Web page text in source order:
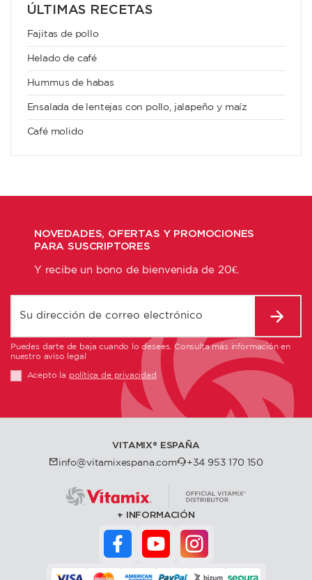
ÚLTIMAS RECETAS
Fajitas de pollo
Helado de café
Hummus de habas
Ensalada de lentejas con pollo, jalapeño y maíz
Café molido
NOVEDADES, OFERTAS Y PROMOCIONES
PARA SUSCRIPTORES
Y recibe un bono de bienvenida de 20€.
Puedes darte de baja cuando lo desees. Consulta más información en
nuestro aviso legal
Acepto la política de privacidad
VITAMIX®️ ESPAÑA
info@vitamixespana.com +34 953 170 150
INFORMACIÓN